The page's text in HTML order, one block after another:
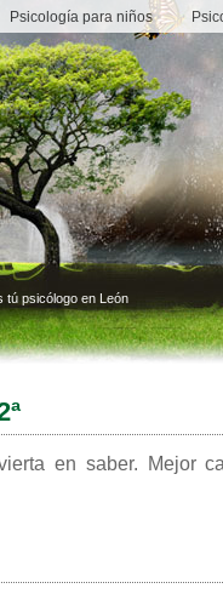
Psicología para niños
tú psicólogo en León
en saber. Mejor